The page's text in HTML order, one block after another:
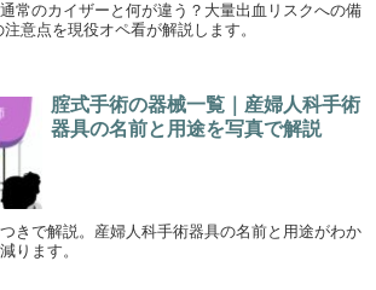
常のカイザーと何が違う？大量出血リスクへの備
意点を現役オペ看が解説します。
腟式手術の器械一覧｜産婦人科手術
器具の名前と用途を写真で解説
きで解説。産婦人科手術器具の名前と用途がわか
ります。